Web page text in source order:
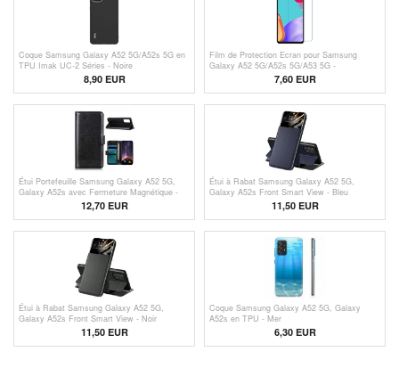
Coque Samsung Galaxy A52 5G/A52s 5G en
TPU Imak UC-2 Séries - Noire
8,90 EUR
Film de Protection Ecran pour Samsung
Galaxy A52 5G/A52s 5G/A53 5G -
7,60EUR
Étui Portefeuille Samsung Galaxy A52 5G,
Galaxy A52s avec Fermeture Magnétique -
12,70 EUR
Étui à Rabat Samsung Galaxy A52 5G,
Galaxy A52s Front Smart View - Bleu
11,50 EUR
Étui à Rabat Samsung Galaxy A52 5G,
Galaxy A52s Front Smart View - Noir
11,50 EUR
Coque Samsung Galaxy A52 5G, Galaxy
A52s en TPU - Mer
6,30 EUR